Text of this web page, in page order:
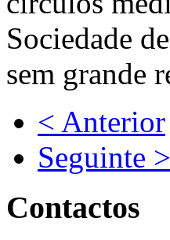
Sociedade
sem grande
< Anterior
Seguinte >
Contactos